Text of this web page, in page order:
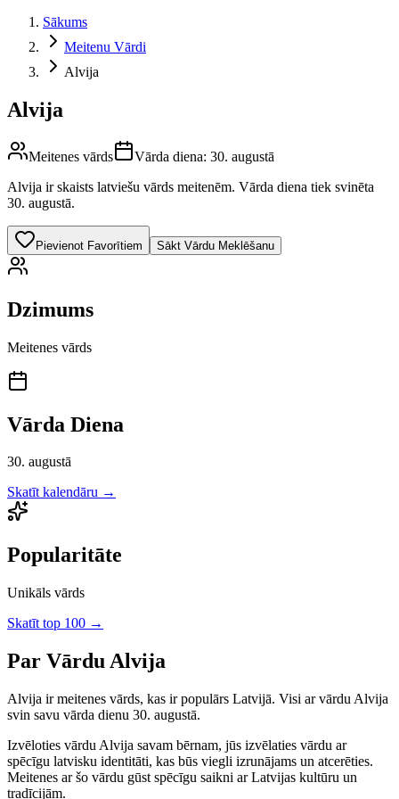
Sākums
Meitenu Vārdi
Alvija
Alvija
Meitenes vārds Vārda diena: 30. augustā
Alvija ir skaists latviešu vārds meitenēm. Vārda diena tiek svinēta
30. augustā.
Pievienot Favorītiem Sākt Vārdu Meklēšanu
Dzimums
Meitenes vārds
Vārda Diena
30. augustā
Skatīt kalendāru →
Popularitāte
Unikāls vārds
Skatīt top 100 →
Par Vārdu Alvija
Alvija irmeitenes vārds, kas ir populārs Latvijā. Visi ar vārdu Alvija
svin savu vārda dienu 30. augustā.
Izvēloties vārdu Alvija savam bērnam, jūs izvēlaties vārdu ar
spēcīgu latvisku identitāti, kas būs viegli izrunājams un atcerēties.
Meitenes ar šo vārdu gūst spēcīgu saikni ar Latvijas kultūru un
tradīcijām.